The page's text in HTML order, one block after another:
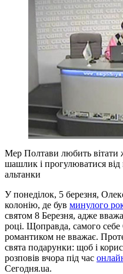
Мер Полтави любить вітати
шашлик і прогулюватися від
альтанки
У понеділок, 5 березня,
колонію, де був минулого
святом 8 Березня, адже
році. Щоправда, самого
романтиком не вважає.
свята подарунки: щоб і
розповів вчора під час
Сегодня.ua.